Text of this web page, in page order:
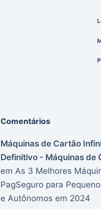
Comentários
Máquinas de Cartão
Definitivo - Máquinas de
emAs 3 Melhores
PagSeguro para
e Autônomos em 2024